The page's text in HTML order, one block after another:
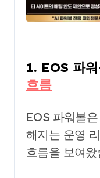
1. EOS 파
흐름
EOS 파워볼
해지는 운영
흐름을 보여왔